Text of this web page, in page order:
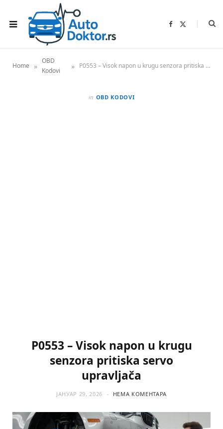
F
k
e
Home »
OBD
Kodovi
» P0553 – Visok napon u krugu senzora pritiska servo upravljača
in OBD KODOVI
P0553 – Visok napon u krugu
senzora pritiska servo
upravljača
ЈАНУАР 29, 2026 НЕМА КОМЕНТАРА